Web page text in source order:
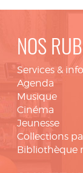
NOS
Services &
Agenda
Musique
Cinéma
Jeunesse
Collections
Bibliothèque